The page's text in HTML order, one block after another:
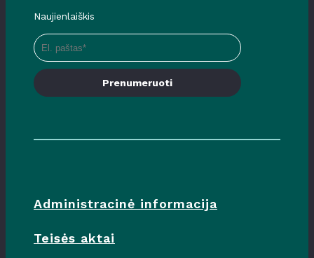
Naujienlaiškis
Prenumeruoti
Administracinė informacija
Teisės aktai